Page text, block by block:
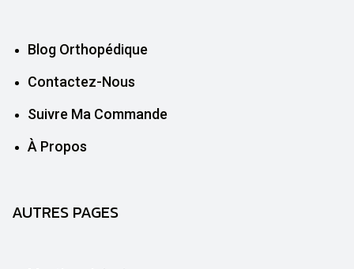
Blog Orthopédique
Contactez-Nous
Suivre Ma Commande
À Propos
AUTRES PAGES